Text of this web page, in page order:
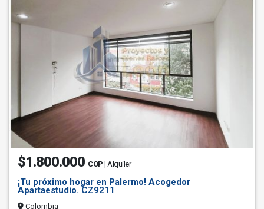
$1.800.000 COP | Alquiler
¡Tu próximo hogar en Palermo! Acogedor
Apartaestudio. CZ9211
Colombia